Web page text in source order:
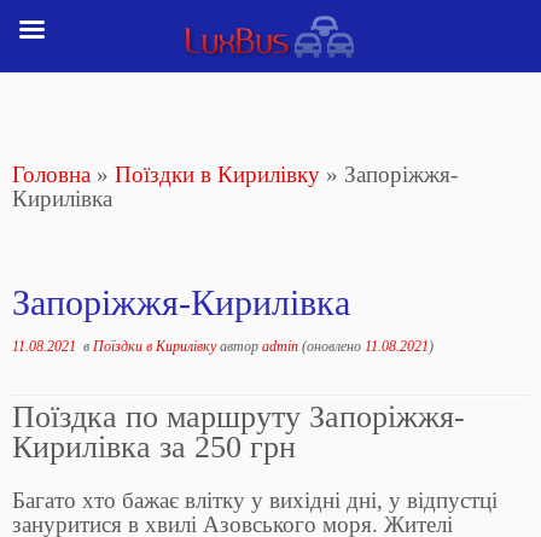
Головна » Поїздки в Кирилівку » Запоріжжя-
Кирилівка
Запоріжжя-Кирилівка
11.08.2021 в Поїздки в Кирилівкуавтор admin (оновлено 11.08.2021)
Поїздка по маршруту Запоріжжя-
Кирилівка за 250 грн
Багато хто бажає влітку у вихідні дні, у відпустці
зануритися в хвилі Азовського моря. Жителі